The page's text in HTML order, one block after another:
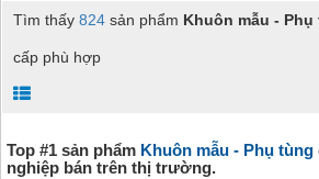
Tìm thấy 824 sản phẩm Khuôn mẫu - Phụ
cấp phù hợp
Top #1 sản phẩm Khuôn mẫu - Phụ tùng
nghiệp bán trên thị trường.